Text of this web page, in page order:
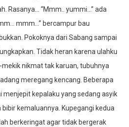
Rasanya… “Mmm.. yummi…” ada
mmm…” bercampur bau
Pokoknya dari Sabang sampai
Tidak heran karena ulahku
nikmat tak karuan, tubuhnya
meregang kencang. Beberapa
menjepit kepalaku yang sedang asyik
kemaluannya. Kupegangi kedua
berkeringat agar tidak bergerak